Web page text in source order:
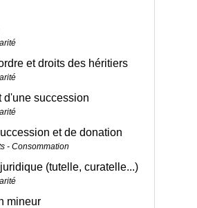
et droits des héritiers
d'une succession
et de donation
- Consommation
(tutelle, curatelle...)
mineur